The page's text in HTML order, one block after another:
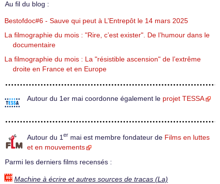
Au fil du blog :
Bestofdoc#6 - Sauve qui peut à L’Entrepôt le 14 mars 2025
La filmographie du mois : "Rire, c’est exister". De l’humour dans le
documentaire
La filmographie du mois : La "résistible ascension" de l’extrême
droite en France et en Europe
Autour du 1er mai coordonne également le projet TESSA
Autour du 1 er mai est membre fondateur de Films en luttes
et en mouvements
Parmi les derniers films recensés :
Machine à écrire et autres sources de tracas (La)